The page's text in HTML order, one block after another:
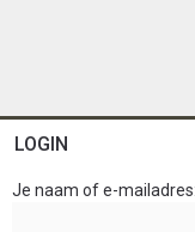
LOGIN
Je naam of e-mailadres